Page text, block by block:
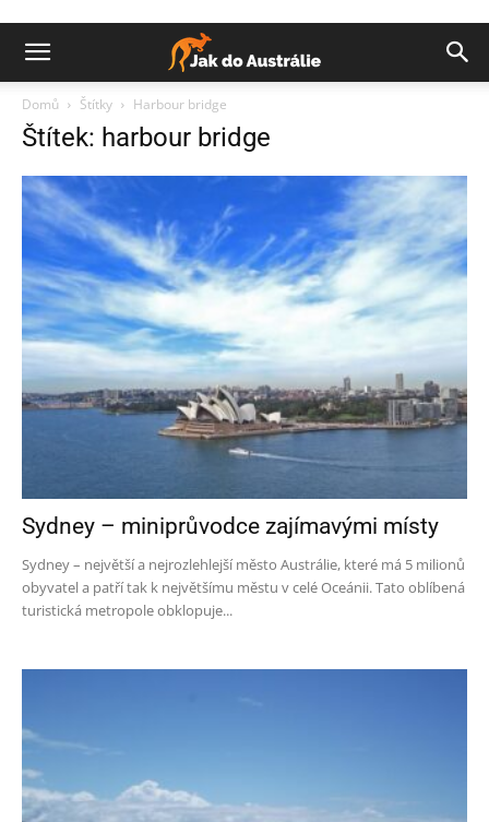
Domů Štítky Harbour bridge
Štítek: harbour bridge
Sydney – miniprůvodce zajímavými místy
Sydney – největší a nejrozlehlejší město Austrálie, které má 5 milionů
obyvatel a patří tak k největšímu městu v celé Oceánii. Tato oblíbená
turistická metropole obklopuje...